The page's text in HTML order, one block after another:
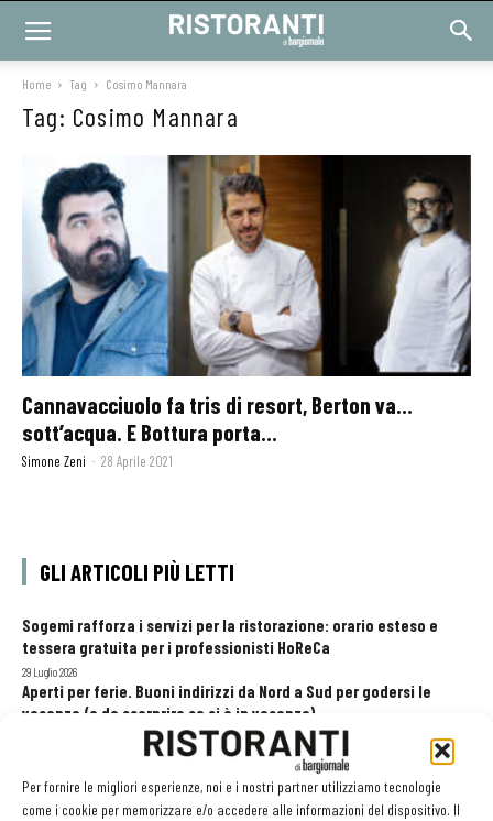
Per fornire le migliori esperienze, noi e i nostri partner utilizziamo tecnologie
come i cookie per memorizzare e/o accedere alle informazioni del dispositivo. Il
Home Tag Cosimo Mannara
Tag: Cosimo Mannara
Cannavacciuolo fa tris di resort, Berton va…
sott’acqua. E Bottura porta...
Simone Zeni - 28 Aprile 2021
GLI ARTICOLI PIÙ LETTI
Sogemi rafforza i servizi per la ristorazione: orario esteso e
tessera gratuita per i professionisti HoReCa
29 Luglio 2026
Aperti per ferie. Buoni indirizzi da Nord a Sud per godersi le
vacanze (o da scorprire se si è in vacanza)
Pos, compagni di gestione. Le ultime soluzioni delle aziende
8 Luglio 2026